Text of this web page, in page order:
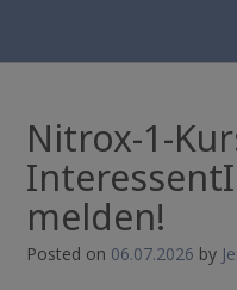
Nitrox-1-
melden!
Posted on 06.07.2026 by